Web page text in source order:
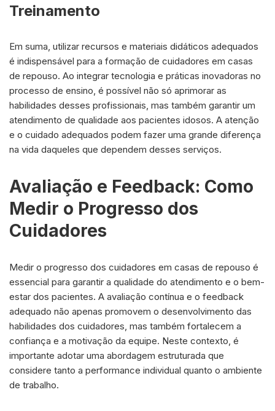
Treinamento
Em suma, utilizar recursos e materiais didáticos adequados
é indispensável para a formação de cuidadores em casas
de repouso. Ao integrar tecnologia e práticas inovadoras no
processo de ensino, é possível não só aprimorar as
habilidades desses profissionais, mas também garantir um
atendimento de qualidade aos pacientes idosos. A atenção
e o cuidado adequados podem fazer uma grande diferença
na vida daqueles que dependem desses serviços.
Avaliação e Feedback: Como
Medir o Progresso dos
Cuidadores
Medir o progresso dos cuidadores em casas de repouso é
essencial para garantir a qualidade do atendimento e o bem-
estar dos pacientes. A avaliação contínua e o feedback
adequado não apenas promovem o desenvolvimento das
habilidades dos cuidadores, mas também fortalecem a
confiança e a motivação da equipe. Neste contexto, é
importante adotar uma abordagem estruturada que
considere tanto a performance individual quanto o ambiente
de trabalho.